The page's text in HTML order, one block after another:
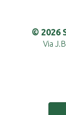
© 2026
Via